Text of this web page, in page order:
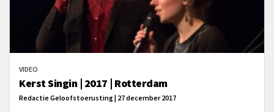
VIDEO
Kerst Singin | 2017 | Rotterdam
Redactie Geloofstoerusting | 27 december 2017